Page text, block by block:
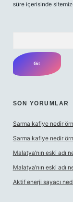
süre içerisinde
SON YORUMLAR
Sarma kafiye nedir
Sarma kafiye nedir
Malatya’nın eski adı
Malatya’nın eski adı
Aktif enerji sayacı